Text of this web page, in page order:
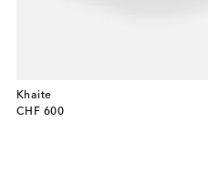
Khaite
CHF 600
original price